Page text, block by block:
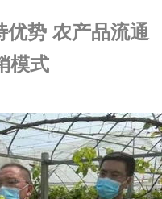
优势 农产品流通
模式